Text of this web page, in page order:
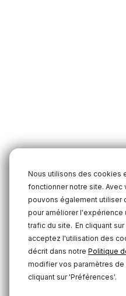
Nous utilisons des cookies
fonctionner notre site. Avec
pouvons également utiliser
pour améliorer l'expérience
trafic du site. En cliquant
acceptez l'utilisation des
décrit dans notre Politique
modifier vos paramètres
cliquant sur 'Préférences'.